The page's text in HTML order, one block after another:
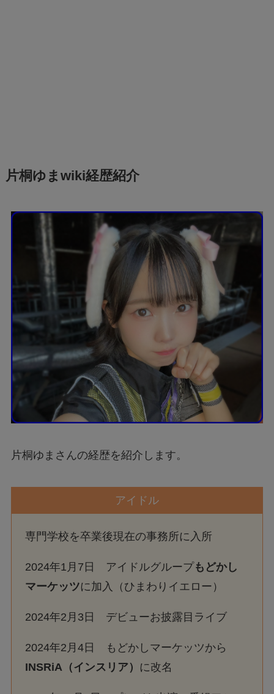
片桐ゆまwiki経歴紹介
片桐ゆまさんの経歴を紹介します。
アイドル
専門学校を卒業後現在の事務所に入所
2024年1月7日 アイドルグループもどかし
マーケッツに加入（ひまわりイエロー）
2024年2月3日 デビューお披露目ライブ
2024年2月4日 もどかしマーケッツから
INSRiA（インスリア） に改名